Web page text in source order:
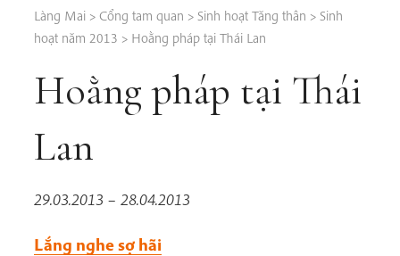
Làng Mai > Cổng tam quan > Sinh hoạt Tăng thân > Sinh
hoạt năm 2013 > Hoằng pháp tại Thái Lan
Hoằng pháp tại Thái
Lan
29.03.2013 – 28.04.2013
Lắng nghe sợ hãi